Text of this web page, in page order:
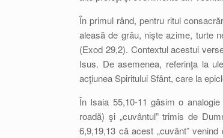
În primul rând, pentru ritul
aleasă de grâu, nişte azime, turte
(Exod 29,2). Contextul acestui
Isus. De asemenea, referinţa la
acţiunea Spiritului Sfânt, care la
În Isaia 55,10-11 găsim o
roadă) şi „cuvântul” trimis de
6,9,19,13 că acest „cuvânt”